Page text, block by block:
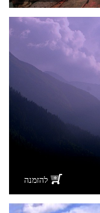
להזמנה